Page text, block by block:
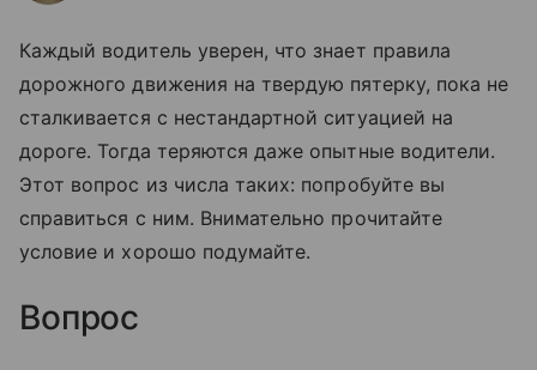
Каждый водитель уверен, что знает правила
дорожного движения на твердую пятерку, пока не
сталкивается с нестандартной ситуацией на
дороге. Тогда теряются даже опытные водители.
Этот вопрос из числа таких: попробуйте вы
справиться с ним. Внимательно прочитайте
условие и хорошо подумайте.
Вопрос